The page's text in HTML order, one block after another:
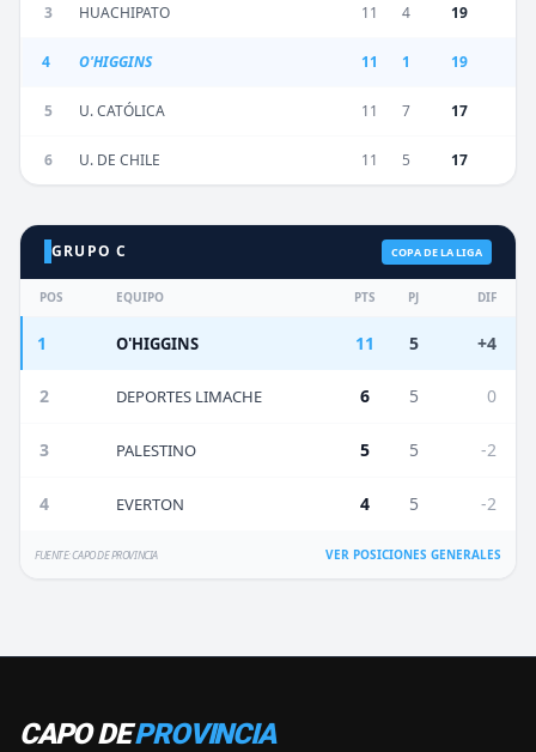
3 HUACHIPATO 11 4 19
4 O'HIGGINS 11 1 19
5 U. CATÓLICA 11 7 17
6 U. DE CHILE 11 5 17
GRUPO C COPA DE LA LIGA
POS EQUIPO PTS PJ DIF
1 O'HIGGINS 11 5 +4
2 DEPORTES LIMACHE 6 5 0
3 PALESTINO 5 5 -2
4 EVERTON 4 5 -2
FUENTE: CAPO DE PROVINCIA VER POSICIONES GENERALES
CAPO DEPROVINCIA